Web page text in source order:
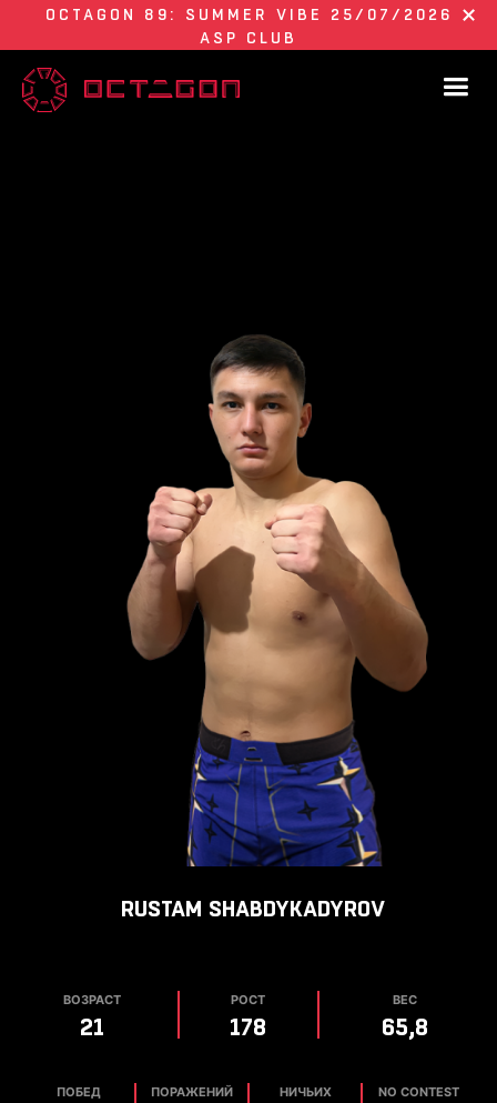
OCTAGON 89: SUMMER VIBE 25/07/2026
ASP CLUB
RUSTAM SHABDYKADYROV
ВОЗРАСТ
21
РОСТ
178
ВЕС
65,8
ПОБЕД ПОРАЖЕНИЙ НИЧЬИХ NO CONTEST